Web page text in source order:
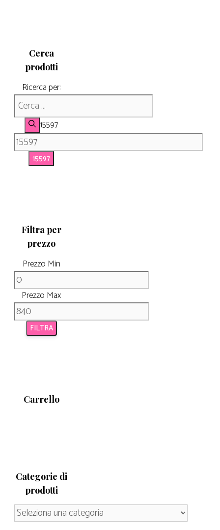
Cerca
prodotti
Ricerca per:
15597
Filtra per
prezzo
Prezzo Min
Prezzo Max
FILTRA
Carrello
Categorie di
prodotti